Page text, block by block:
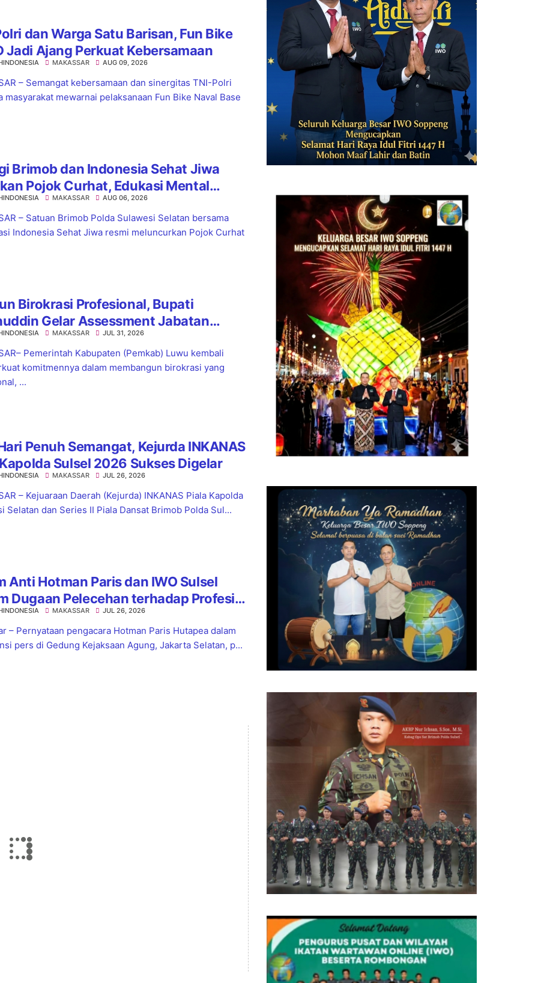
dan Warga Satu Barisan, Fun Bike
Jadi Ajang Perkuat Kebersamaan
MAKASSAR AUG 09, 2026
– Semangat kebersamaan dan sinergitas TNI-Polri
masyarakat mewarnai pelaksanaan Fun Bike Naval Base
Brimob dan Indonesia Sehat Jiwa
Pojok Curhat, Edukasi Mental
Anti-Bullying
MAKASSAR AUG 06, 2026
– Satuan Brimob Polda Sulawesi Selatan bersama
Indonesia Sehat Jiwa resmi meluncurkan Pojok Curhat
Birokrasi Profesional, Bupati
Gelar Assessment Jabatan
MAKASSAR JUL 31, 2026
Pemerintah Kabupaten (Pemkab) Luwu kembali
komitmennya dalam membangun birokrasi yang
...
Penuh Semangat, Kejurda INKANAS
Sulsel 2026 Sukses Digelar
MAKASSAR JUL 26, 2026
– Kejuaraan Daerah (Kejurda) INKANAS Piala Kapolda
Selatan dan Series II Piala Dansat Brimob Polda Sul...
Anti Hotman Paris dan IWO Sulsel
Dugaan Pelecehan terhadap Profesi
MAKASSAR JUL 26, 2026
– Pernyataan pengacara Hotman Paris Hutapea dalam
pers di Gedung Kejaksaan Agung, Jakarta Selatan, p...